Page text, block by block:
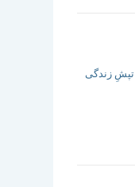
تپشِ زندگی